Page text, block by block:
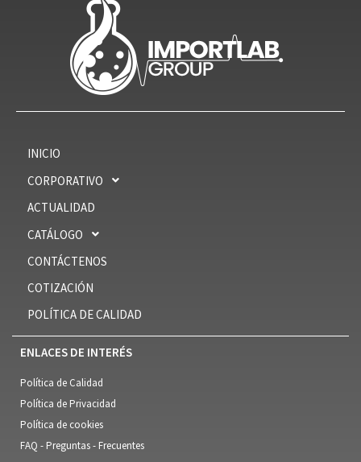
INICIO
CORPORATIVO
ACTUALIDAD
CATÁLOGO
CONTÁCTENOS
COTIZACIÓN
POLÍTICA DE CALIDAD
ENLACES DE INTERÉS
Política de Calidad
Política de Privacidad
Política de cookies
FAQ - Preguntas - Frecuentes